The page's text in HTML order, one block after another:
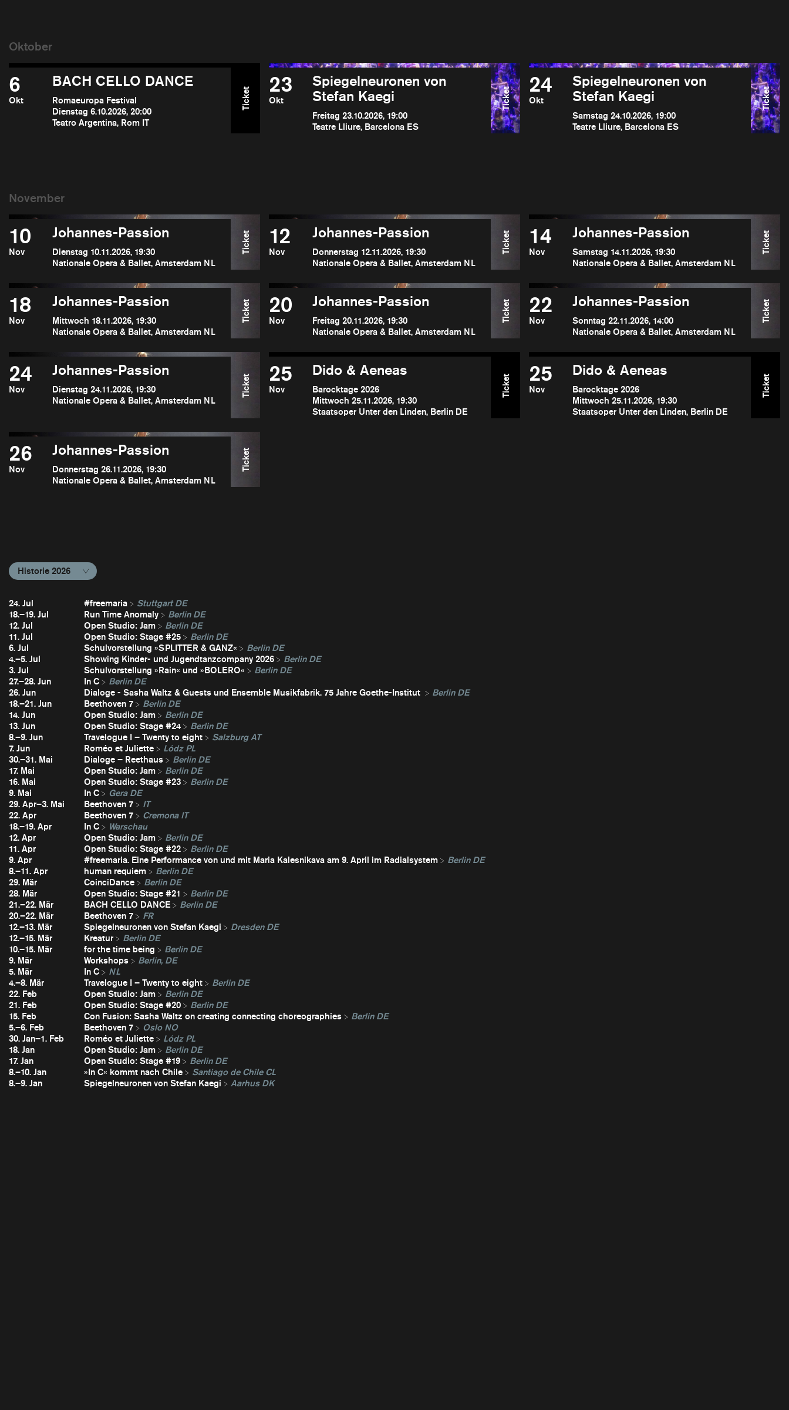
6
Okt
BACH CELLO DANCE
Romaeuropa Festival
Dienstag 6.10.2026, 20:00
Teatro Argentina, Rom IT
Ticket
23
Okt
Spiegelneuronen von
Stefan Kaegi
Freitag 23.10.2026, 19:00
Teatre Lliure, Barcelona ES
Ticket
24
Okt
Spiegelneuronen von
Stefan Kaegi
Samstag 24.10.2026, 19:00
Teatre Lliure, Barcelona ES
Ticket
10
Nov
Johannes-Passion
Dienstag 10.11.2026, 19:30
Nationale Opera & Ballet, Amsterdam NL
Ticket 12
Nov
Johannes-Passion
Donnerstag 12.11.2026, 19:30
Nationale Opera & Ballet, Amsterdam NL
Ticket 14
Nov
Johannes-Passion
Samstag 14.11.2026, 19:30
Nationale Opera & Ballet, Amsterdam NL
Ticket
18
Nov
Johannes-Passion
Mittwoch 18.11.2026, 19:30
Nationale Opera & Ballet, Amsterdam NL
Ticket 20
Nov
Johannes-Passion
Freitag 20.11.2026, 19:30
Nationale Opera & Ballet, Amsterdam NL
Ticket 22
Nov
Johannes-Passion
Sonntag 22.11.2026, 14:00
Nationale Opera & Ballet, Amsterdam NL
Ticket
24
Nov
Johannes-Passion
Dienstag 24.11.2026, 19:30
Nationale Opera & Ballet, Amsterdam NL
Ticket 25
Nov
Dido & Aeneas
Barocktage 2026
Mittwoch 25.11.2026, 19:30
Staatsoper Unter den Linden, Berlin DE
Ticket 25
Nov
Dido & Aeneas
Barocktage 2026
Mittwoch 25.11.2026, 19:30
Staatsoper Unter den Linden, Berlin DE
Ticket
26
Nov
Johannes-Passion
Donnerstag 26.11.2026, 19:30
Nationale Opera & Ballet, Amsterdam NL
Ticket
Historie 2026
24. Jul #freemaria
Stuttgart DE
18.–19. Jul
Run Time Anomaly
Berlin DE
12. Jul
Open Studio: Jam
Berlin DE
11. Jul
Open Studio: Stage #25
Berlin DE
6. Jul
Schulvorstellung »SPLITTER & GANZ«
Berlin DE
4.–5. Jul
Showing Kinder- und Jugendtanzcompany 2026
Berlin DE
3. Jul
Schulvorstellung »Rain« und »BOLERO«
Berlin DE
27.–28. Jun
In C
Berlin DE
26. Jun
Dialoge - Sasha Waltz & Guests und Ensemble Musikfabrik. 75 Jahre Goethe-Institut
Berlin DE
18.–21. Jun
Beethoven 7
Berlin DE
14. Jun
Open Studio: Jam
Berlin DE
13. Jun
Open Studio: Stage #24
Berlin DE
8.–9. Jun
Travelogue I – Twenty to eight
Salzburg AT
7. Jun
Roméo et Juliette
Lódz PL
30.–31. Mai
Dialoge – Reethaus
Berlin DE
17. Mai
Open Studio: Jam
Berlin DE
16. Mai
Open Studio: Stage #23
Berlin DE
9. Mai
In C
Gera DE
29. Apr–3. Mai
Beethoven 7
IT
22. Apr
Beethoven 7
Cremona IT
18.–19. Apr
In C
Warschau
12. Apr
Open Studio: Jam
Berlin DE
11. Apr
Open Studio: Stage #22
Berlin DE
9. Apr
#freemaria. Eine Performance von und mit Maria Kalesnikava am 9. April im Radialsystem
Berlin DE
8.–11. Apr
human requiem
Berlin DE
29. Mär
CoinciDance
Berlin DE
28. Mär
Open Studio: Stage #21
Berlin DE
21.–22. Mär
BACH CELLO DANCE
Berlin DE
20.–22. Mär
Beethoven 7
FR
12.–13. Mär
Spiegelneuronen von Stefan Kaegi
Dresden DE
12.–15. Mär
Kreatur
Berlin DE
10.–15. Mär
for the time being
Berlin DE
9. Mär
Workshops
Berlin, DE
5. Mär
In C
NL
4.–8. Mär
Travelogue I – Twenty to eight
Berlin DE
22. Feb
Open Studio: Jam
Berlin DE
21. Feb
Open Studio: Stage #20
Berlin DE
15. Feb
Con Fusion: Sasha Waltz on creating connecting choreographies
Berlin DE
5.–6. Feb
Beethoven 7
Oslo NO
30. Jan–1. Feb
Roméo et Juliette
Lódz PL
18. Jan
Open Studio: Jam
Berlin DE
17. Jan
Open Studio: Stage #19
Berlin DE
8.–10. Jan
»In C« kommt nach Chile
Santiago de Chile CL
8.–9. Jan
Spiegelneuronen von Stefan Kaegi Aarhus DK